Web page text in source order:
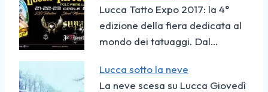
Lucca Tatto Expo 2017: la 4°
edizione della fiera dedicata al
mondo dei tatuaggi. Dal…
Lucca sotto la neve
La neve scesa su Lucca Giovedì